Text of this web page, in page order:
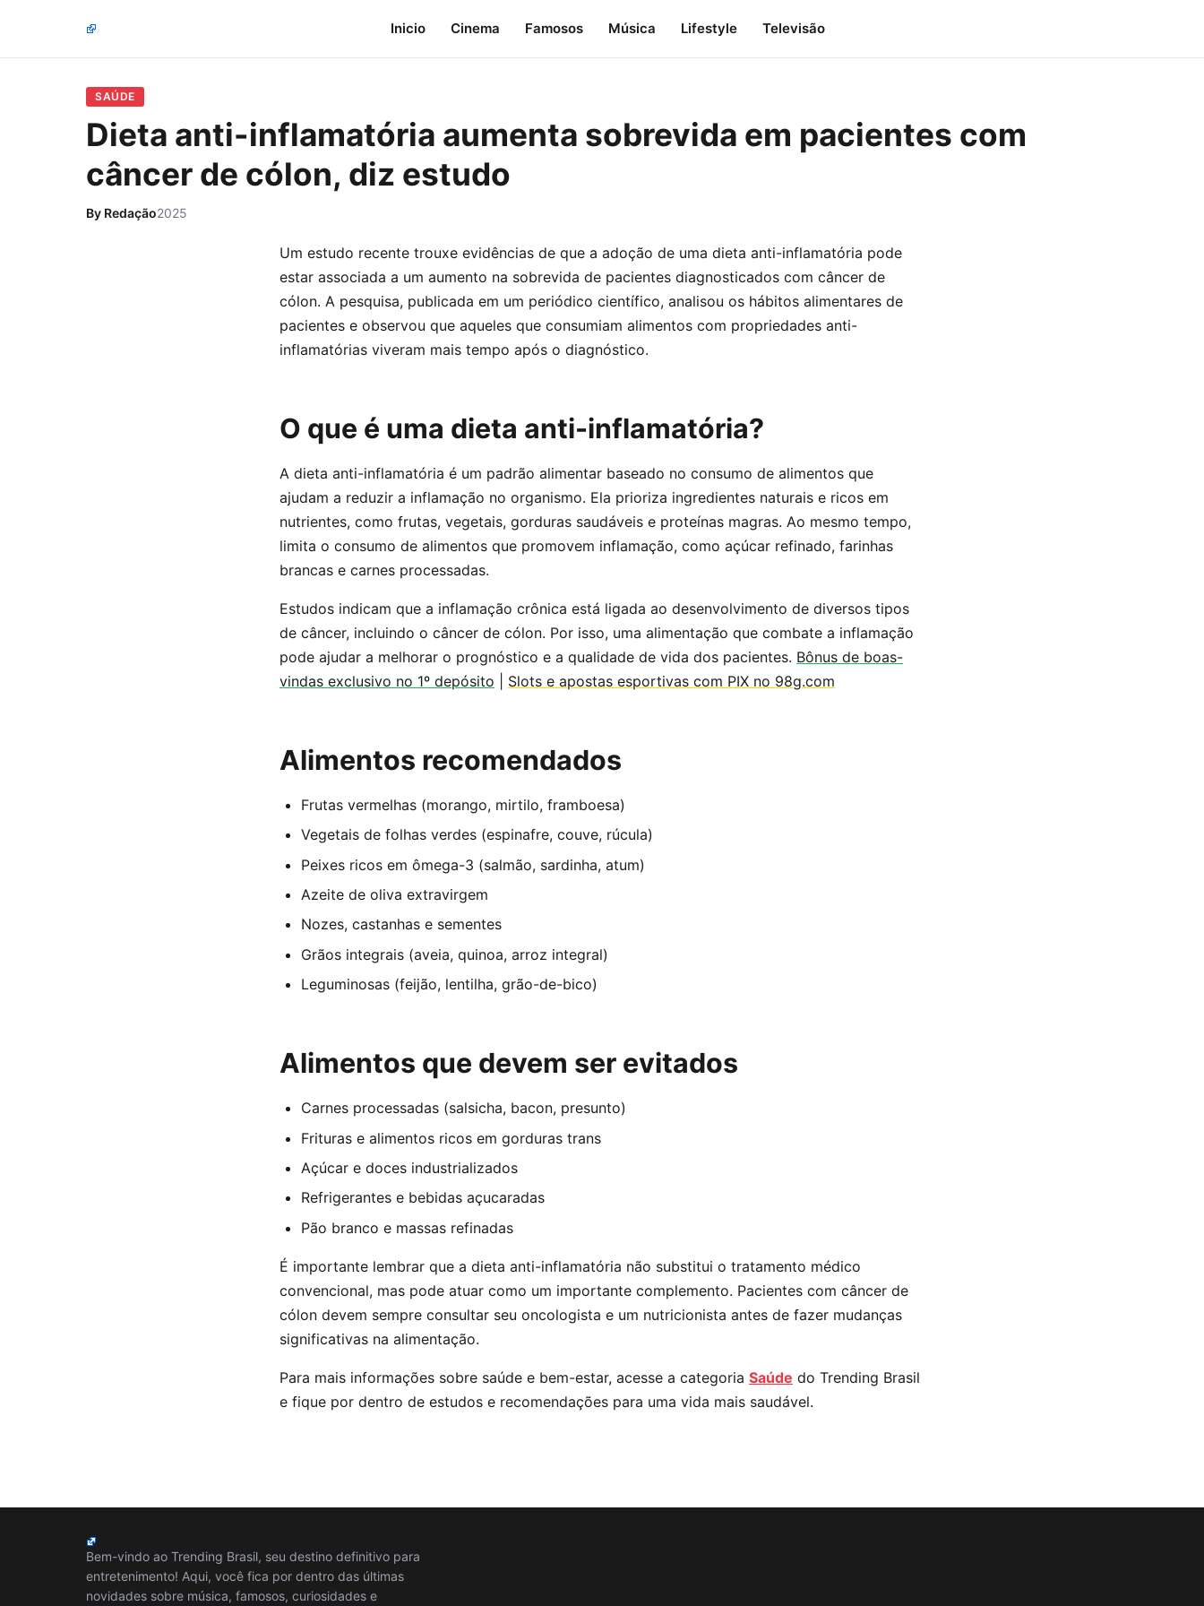
Inicio Cinema Famosos Música Lifestyle Televisão
SAÚDE
Dieta anti-inflamatória aumenta sobrevida em pacientes com
câncer de cólon, diz estudo
By Redação2025
Um estudo recente trouxe evidências de que a adoção de uma dieta anti-inflamatória pode
estar associada a um aumento na sobrevida de pacientes diagnosticados com câncer de
cólon. A pesquisa, publicada em um periódico científico, analisou os hábitos alimentares de
pacientes e observou que aqueles que consumiam alimentos com propriedades anti-
inflamatórias viveram mais tempo após o diagnóstico.
O que é uma dieta anti-inflamatória?
A dieta anti-inflamatória é um padrão alimentar baseado no consumo de alimentos que
ajudam a reduzir a inflamação no organismo. Ela prioriza ingredientes naturais e ricos em
nutrientes, como frutas, vegetais, gorduras saudáveis e proteínas magras. Ao mesmo tempo,
limita o consumo de alimentos que promovem inflamação, como açúcar refinado, farinhas
brancas e carnes processadas.
Estudos indicam que a inflamação crônica está ligada ao desenvolvimento de diversos tipos
de câncer, incluindo o câncer de cólon. Por isso, uma alimentação que combate a inflamação
pode ajudar a melhorar o prognóstico e a qualidade de vida dos pacientes. Bônus de boas-
vindas exclusivo no 1º depósito
Slots e apostas esportivas com PIX no 98g.com
Alimentos recomendados
Frutas vermelhas (morango, mirtilo, framboesa)
Vegetais de folhas verdes (espinafre, couve, rúcula)
Peixes ricos em ômega-3 (salmão, sardinha, atum)
Azeite de oliva extravirgem
Nozes, castanhas e sementes
Grãos integrais (aveia, quinoa, arroz integral)
Leguminosas (feijão, lentilha, grão-de-bico)
Alimentos que devem ser evitados
Carnes processadas (salsicha, bacon, presunto)
Frituras e alimentos ricos em gorduras trans
Açúcar e doces industrializados
Refrigerantes e bebidas açucaradas
Pão branco e massas refinadas
É importante lembrar que a dieta anti-inflamatória não substitui o tratamento médico
convencional, mas pode atuar como um importante complemento. Pacientes com câncer de
cólon devem sempre consultar seu oncologista e um nutricionista antes de fazer mudanças
significativas na alimentação.
Para mais informações sobre saúde e bem-estar, acesse a categoria Saúde do Trending Brasil
e fique por dentro de estudos e recomendações para uma vida mais saudável.
Bem-vindo ao Trending Brasil, seu destino definitivo para
entretenimento! Aqui, você fica por dentro das últimas
novidades sobre música, famosos, curiosidades e